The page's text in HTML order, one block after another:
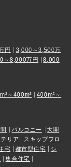
円
3,000～3,500万
～8,000万円
8,000
～400m²
400m²～
バルコニー
大開
リア
スキップフロ
宅 都市型住宅
シ
集合住宅